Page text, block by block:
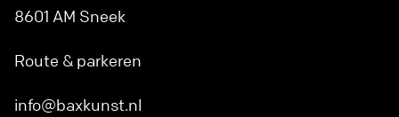
8601 AM Sneek
Route & parkeren
info@baxkunst.nl